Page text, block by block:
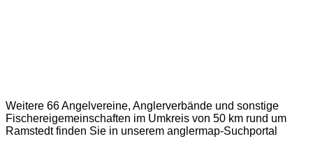
Weitere 66 Angelvereine, Anglerverbände und sonstige
Fischereigemeinschaften im Umkreis von 50 km rund um
Ramstedt finden Sie in unserem anglermap-Suchportal